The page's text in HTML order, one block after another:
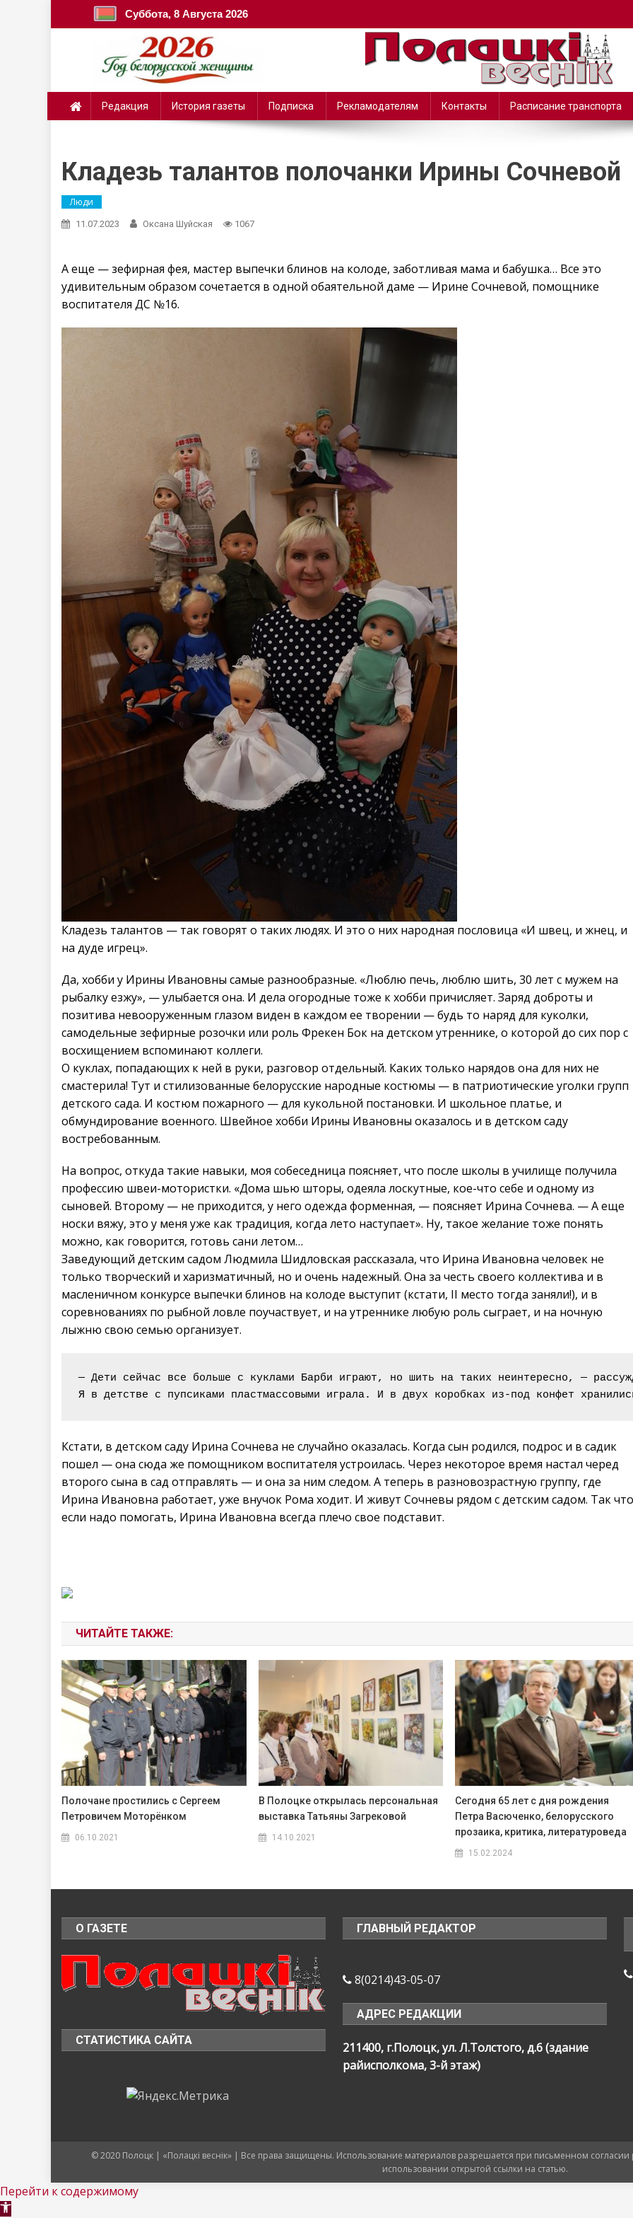
Суббота, 8 Августа 2026
Редакция История газеты Подписка Рекламодателям Контакты Расписание транспорта
Кладезь талантов полочанки Ирины Сочневой
Люди
11.07.2023 Оксана Шуйская 1067
А еще — зефирная фея, мастер выпечки блинов на колоде, заботливая мама и бабушка… Все это
удивительным образом сочетается в одной обаятельной даме — Ирине Сочневой, помощнике
воспитателя ДС №16.
Кладезь талантов — так говорят о таких людях. И это о них народная пословица «И швец, и жнец, и
на дуде игрец».
Да, хобби у Ирины Ивановны самые разнообразные. «Люблю печь, люблю шить, 30 лет с мужем на
рыбалку езжу», — улыбается она. И дела огородные тоже к хобби причисляет. Заряд доброты и
позитива невооруженным глазом виден в каждом ее творении — будь то наряд для куколки,
самодельные зефирные розочки или роль Фрекен Бок на детском утреннике, о которой до сих пор с
восхищением вспоминают коллеги.
О куклах, попадающих к ней в руки, разговор отдельный. Каких только нарядов она для них не
смастерила! Тут и стилизованные белорусские народные костюмы — в патриотические уголки групп
детского сада. И костюм пожарного — для кукольной постановки. И школьное платье, и
обмундирование военного. Швейное хобби Ирины Ивановны оказалось и в детском саду
востребованным.
На вопрос, откуда такие навыки, моя собеседница поясняет, что после школы в училище получила
профессию швеи-мотористки. «Дома шью шторы, одеяла лоскутные, кое-что себе и одному из
сыновей. Второму — не приходится, у него одежда форменная, — поясняет Ирина Сочнева. — А еще
носки вяжу, это у меня уже как традиция, когда лето наступает». Ну, такое желание тоже понять
можно, как говорится, готовь сани летом…
Заведующий детским садом Людмила Шидловская рассказала, что Ирина Ивановна человек не
только творческий и харизматичный, но и очень надежный. Она за честь своего коллектива и в
масленичном конкурсе выпечки блинов на колоде выступит (кстати, II место тогда заняли!), и в
соревнованиях по рыбной ловле по­участвует, и на утреннике любую роль сыграет, и на ночную
лыжню свою семью организует.
— Дети сейчас все больше с куклами Барби играют, но шить на таких неинтересно, —
Я в детстве с пупсиками пластмассовыми играла. И в двух коробках из-под конфет
Кстати, в детском саду Ирина Сочнева не случайно оказалась. Когда сын родился, подрос и в садик
пошел — она сюда же помощником воспитателя устроилась. Через некоторое время настал черед
второго сына в сад отправлять — и она за ним следом. А теперь в разновозрастную группу, где
Ирина Ивановна работает, уже внучок Рома ходит. И живут Сочневы рядом с детским садом. Так
если надо помогать, Ирина Ивановна всегда плечо свое подставит.
ЧИТАЙТЕ ТАКЖЕ:
Полочане простились с Сергеем
Петровичем Моторёнком
06.10.2021
В Полоцке открылась персональная
выставка Татьяны Загрековой
14.10.2021
Сегодня 65 лет с дня рождения
Петра Васюченко, белорусского
прозаика, критика, литературоведа
15.02.2024
О ГАЗЕТЕ
СТАТИСТИКА САЙТА
ГЛАВНЫЙ РЕДАКТОР
8(0214)43-05-07
АДРЕС РЕДАКЦИИ
211400, г.Полоцк, ул. Л.Толстого, д.6 (здание
райисполкома, 3-й этаж)
© 2020 Полоцк | «Полацкі веснік» | Все права защищены. Использование материалов разрешается при письменном
использовании открытой ссылки на статью.
Перейти к содержимому
Открыть